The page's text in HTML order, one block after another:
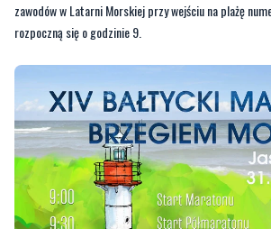
zawodów w Latarni Morskiej przy wejściu na plażę
rozpoczną się o godzinie 9.